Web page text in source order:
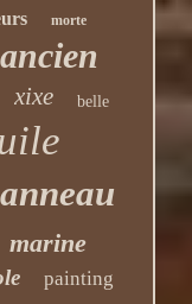
morte
ancien
xixe belle
marine
painting